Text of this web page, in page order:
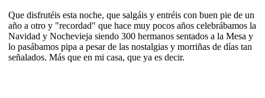
Que disfrutéis esta noche, que salgáis y entréis con buen pie de un
año a otro y "recordad" que hace muy pocos años celebrábamos la
Navidad y Nochevieja siendo 300 hermanos sentados a la Mesa y
lo pasábamos pipa a pesar de las nostalgias y morriñas de días tan
señalados. Más que en mi casa, que ya es decir.